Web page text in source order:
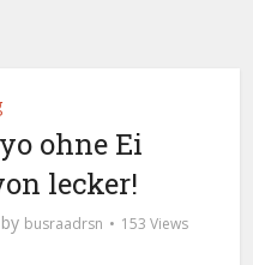
ohne Ei
lecker!
by busraadrsn 153 Views